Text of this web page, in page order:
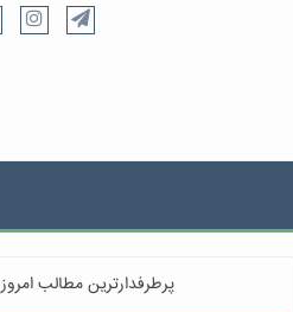
پرطرفدارترین مطالب امروز